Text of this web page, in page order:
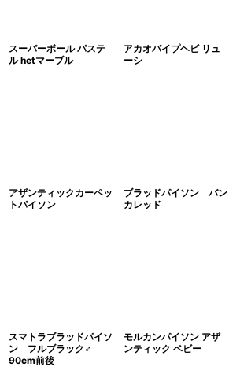
スーパーボール パステ
ル hetマーブル
アカオパイプヘビ リュ
ーシ
アザンティックカーペッ
トパイソン
ブラッドパイソン バン
カレッド
スマトラブラッドパイソ
ン フルブラック♂
90cm前後
モルカンパイソン アザ
ンティック ベビー